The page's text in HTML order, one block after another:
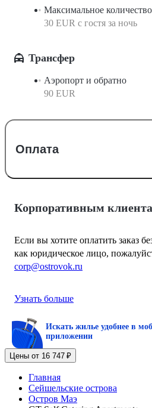
Максимальное
30 EUR с гостя за ночь
Трансфер
Аэропорт и обратно
90 EUR
Оплата
Корпоративным
Если вы хотите оплатить заказ
как юридическое лицо,
corp@ostrovok.ru
Узнать больше
Искать жилье удобнее в
приложении
Цены от 16 747 ₽
Главная
Сейшельские острова
Остров Маэ